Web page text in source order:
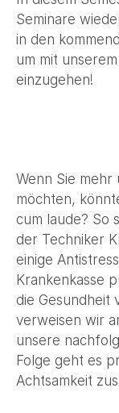
Seminare
in den
um mit
einzugehen!
Wenn Sie
möchten,
cum laude? So
der Techniker
einige
Krankenkasse
die Gesundheit
verweisen wir
unsere
Folge geht es
Achtsamkeit